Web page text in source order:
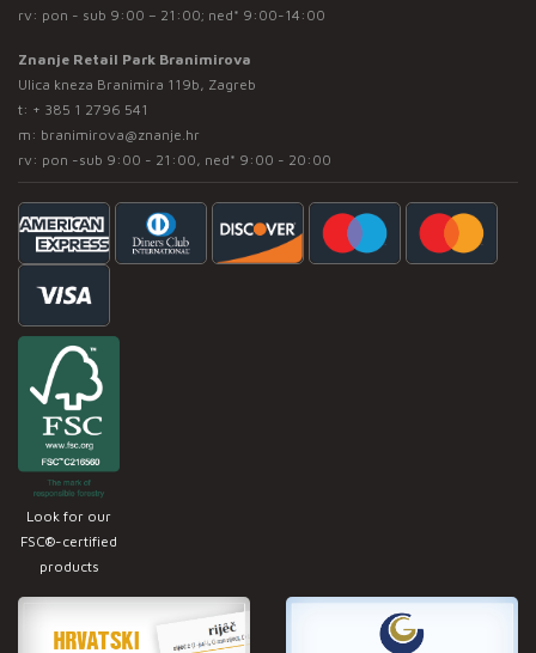
rv: pon - sub 9:00 – 21:00; ned* 9:00-14:00
Znanje Retail Park Branimirova
Ulica kneza Branimira 119b, Zagreb
t: + 385 1 2796 541
m: branimirova@znanje.hr
rv: pon -sub 9:00 - 21:00, ned* 9:00 - 20:00
Look for our
FSC®-certified
products